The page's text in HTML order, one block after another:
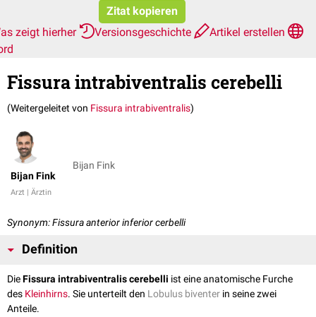
Zitat kopieren
zeigt hierher
Versionsgeschichte
Artikel erstellen
Fissura intrabiventralis cerebelli
(Weitergeleitet von Fissura intrabiventralis)
Bijan Fink
Arzt | Ärztin
Bijan Fink
Synonym: Fissura anterior inferior cerbelli
Definition
DieFissura intrabiventralis cerebelli ist eine anatomische Furche
des Kleinhirns. Sie unterteilt den Lobulus biventer in seine zwei
Anteile.